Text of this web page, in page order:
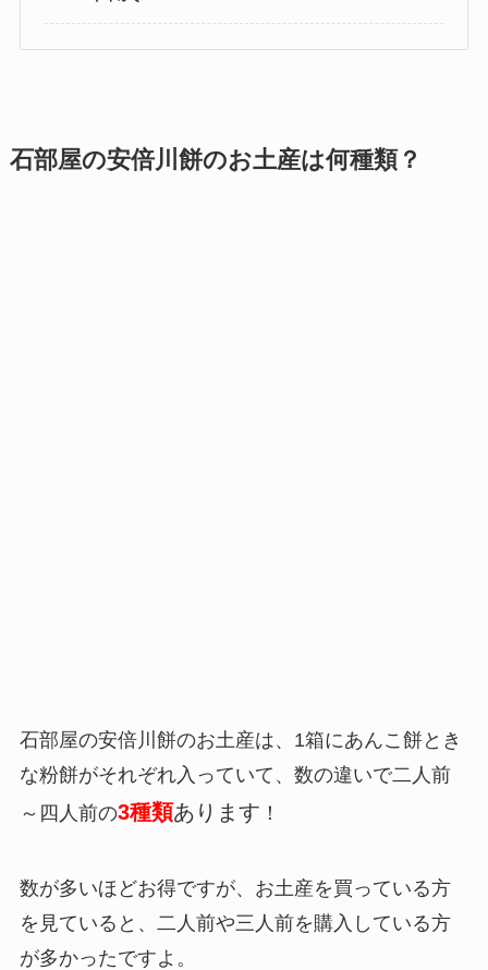
石部屋の安倍川餅のお土産は何種類？
石部屋の安倍川餅のお土産は、1箱にあんこ餅とき
な粉餅がそれぞれ入っていて、数の違いで二人前
～四人前の3種類あります ！
数が多いほどお得ですが、お土産を買っている方
を見ていると、二人前や三人前を購入している方
が多かったですよ。